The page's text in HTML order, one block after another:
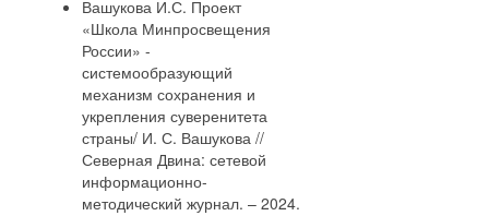
Вашукова И.С. Проект
«Школа Минпросвещения
России» -
системообразующий
механизм сохранения и
укрепления суверенитета
страны/ И. С. Вашукова //
Северная Двина: сетевой
информационно-
методический журнал. – 2024.